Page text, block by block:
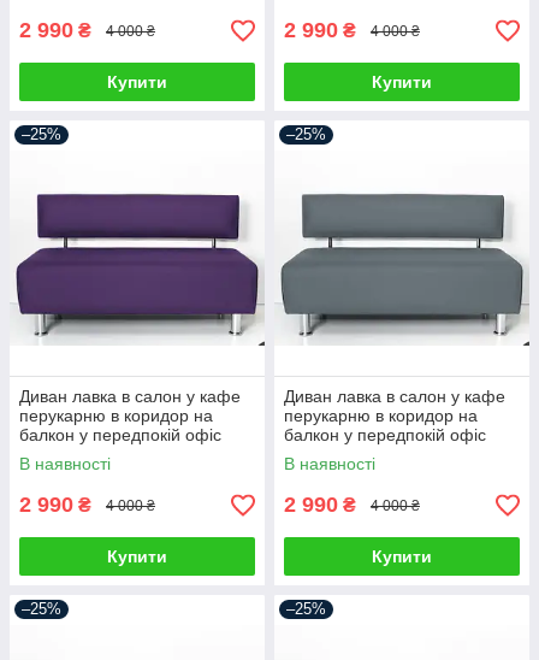
2 990 ₴ 4 000 ₴
Купити
2 990 ₴ 4 000 ₴
Купити
–25%
Диван лавка в салон у кафе
перукарню в коридор на
балкон у передпокій офіс
диванчик для салону краси
В наявності
2 990 ₴ 4 000 ₴
Купити
–25%
Диван лавка в салон у кафе
перукарню в коридор на
балкон у передпокій офіс
диванчик для салону краси
В наявності
2 990 ₴ 4 000 ₴
Купити
–25% –25%